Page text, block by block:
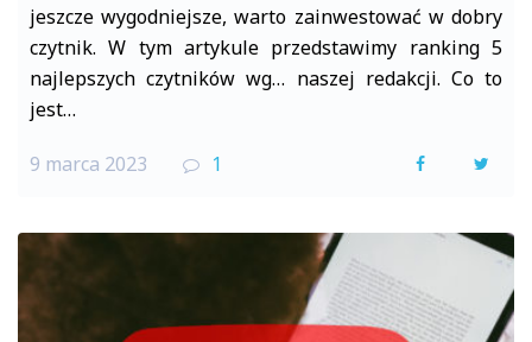
jeszcze wygodniejsze, warto zainwestować w dobry
czytnik. W tym artykule przedstawimy ranking 5
najlepszych czytników wg… naszej redakcji. Co to
jest…
9 marca 2023 1
F
b
i
t